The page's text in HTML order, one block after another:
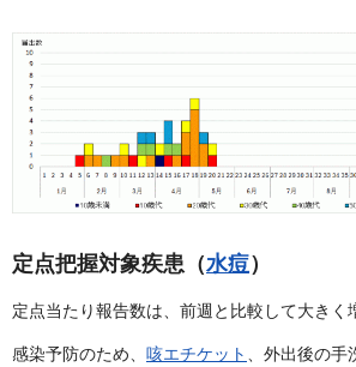
定点把握対象疾患（水痘）
定点当たり報告数は、前週と比較して大きく
感染予防のため、 咳エチケット
、外出後の